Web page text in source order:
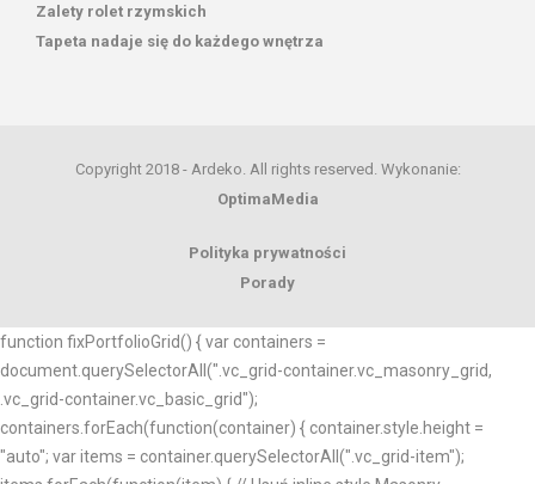
Zalety rolet rzymskich
Tapeta nadaje się do każdego wnętrza
Copyright 2018 - Ardeko. All rights reserved. Wykonanie:
OptimaMedia
Polityka prywatności
Porady
function fixPortfolioGrid() { var containers =
document.querySelectorAll(".vc_grid-container.vc_masonry_grid,
.vc_grid-container.vc_basic_grid");
containers.forEach(function(container) { container.style.height =
"auto"; var items = container.querySelectorAll(".vc_grid-item");